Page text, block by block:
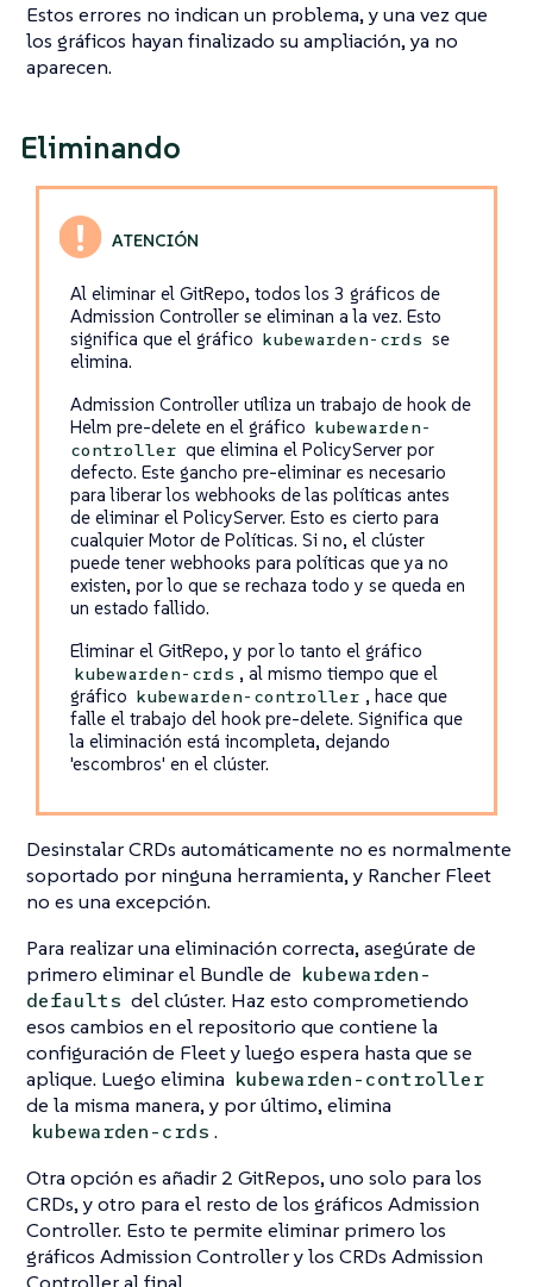
Estos errores no indican un problema, y una vez que
los gráficos hayan finalizado su ampliación, ya no
aparecen.
Eliminando
Al eliminar el GitRepo, todos los 3 gráficos de
Admission Controller se eliminan a la vez. Esto
significa que el gráfico kubewarden-crds se
elimina.
Admission Controller utiliza un trabajo de hook de
Helm pre-delete en el gráfico kubewarden-
controller que elimina el PolicyServer por
defecto. Este gancho pre-eliminar es necesario
para liberar los webhooks de las políticas antes
de eliminar el PolicyServer. Esto es cierto para
cualquier Motor de Políticas. Si no, el clúster
puede tener webhooks para políticas que ya no
existen, por lo que se rechaza todo y se queda en
un estado fallido.
Eliminar el GitRepo, y por lo tanto el gráfico
kubewarden-crds , al mismo tiempo que el
gráfico kubewarden-controller , hace que
falle el trabajo del hook pre-delete. Significa que
la eliminación está incompleta, dejando
'escombros' en el clúster.
Desinstalar CRDs automáticamente no es normalmente
soportado por ninguna herramienta, y Rancher Fleet
no es una excepción.
Para realizar una eliminación correcta, asegúrate de
primero eliminar el Bundle de kubewarden-
defaults del clúster. Haz esto comprometiendo
esos cambios en el repositorio que contiene la
configuración de Fleet y luego espera hasta que se
aplique. Luego elimina kubewarden-controller
de la misma manera, y por último, elimina
kubewarden-crds .
Otra opción es añadir 2 GitRepos, uno solo para los
CRDs, y otro para el resto de los gráficos Admission
Controller. Esto te permite eliminar primero los
gráficos Admission Controller y los CRDs Admission